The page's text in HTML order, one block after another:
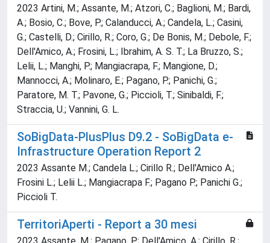
2023 Artini, M.; Assante, M.; Atzori, C.; Baglioni, M.; Bardi,
A.; Bosio, C.; Bove, P.; Calanducci, A.; Candela, L.; Casini,
G.; Castelli, D.; Cirillo, R.; Coro, G.; De Bonis, M.; Debole, F.;
Dell'Amico, A.; Frosini, L.; Ibrahim, A. S. T.; La Bruzzo, S.;
Lelii, L.; Manghi, P.; Mangiacrapa, F.; Mangione, D.;
Mannocci, A.; Molinaro, E.; Pagano, P.; Panichi, G.;
Paratore, M. T.; Pavone, G.; Piccioli, T.; Sinibaldi, F.;
Straccia, U.; Vannini, G. L.
SoBigData-PlusPlus D9.2 - SoBigData e-
Infrastructure Operation Report 2
2023 Assante M.; Candela L.; Cirillo R.; Dell'Amico A.;
Frosini L.; Lelii L.; Mangiacrapa F.; Pagano P.; Panichi G.;
Piccioli T.
TerritoriAperti - Report a 30 mesi